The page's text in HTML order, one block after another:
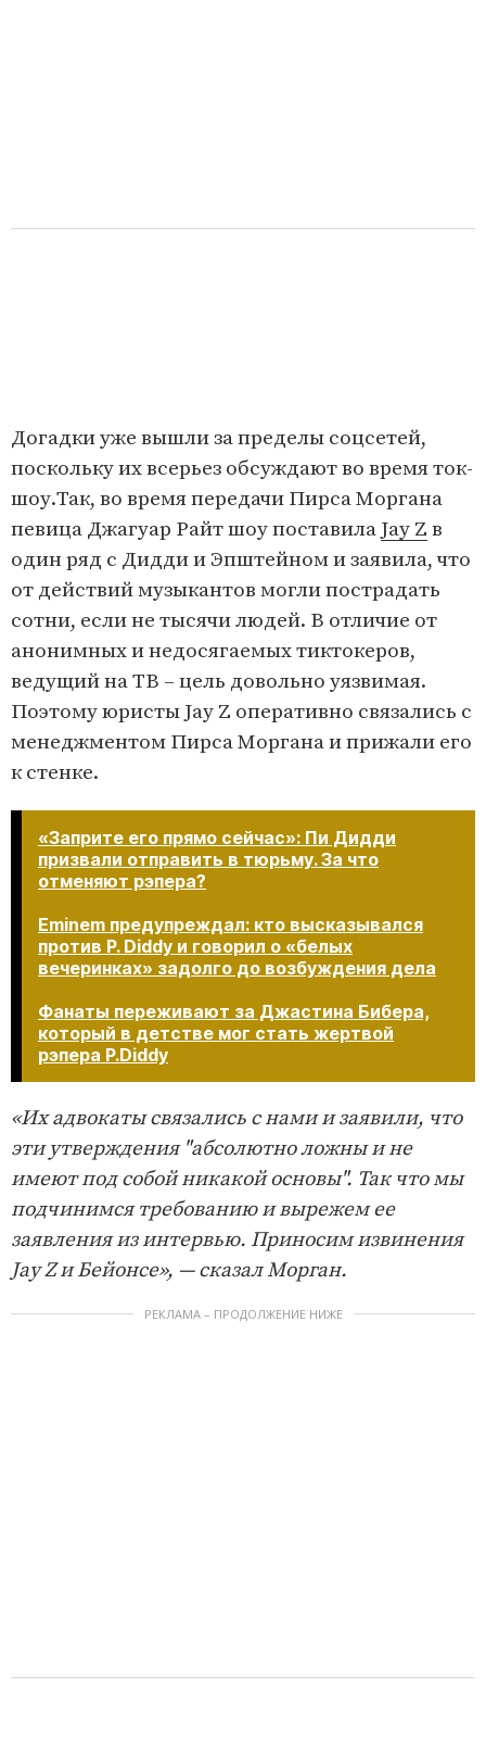
Догадки уже вышли за пределы соцсетей,
поскольку их всерьез обсуждают во время ток-
шоу.Так, во время передачи Пирса Моргана
певица Джагуар Райт шоу поставила Jay Z в
один ряд с Дидди и Эпштейном и заявила, что
от действий музыкантов могли пострадать
сотни, если не тысячи людей. В отличие от
анонимных и недосягаемых тиктокеров,
ведущий на ТВ – цель довольно уязвимая.
Поэтому юристы Jay Z оперативно связались с
менеджментом Пирса Моргана и прижали его
к стенке.
«Заприте его прямо сейчас»: Пи Дидди
призвали отправить в тюрьму. За что
отменяют рэпера?
Eminem предупреждал: кто высказывался
против P. Diddy и говорил о «белых
вечеринках» задолго до возбуждения дела
Фанаты переживают за Джастина Бибера,
который в детстве мог стать жертвой
рэпера P.Diddy
«Их адвокаты связались с нами и заявили, что
эти утверждения "абсолютно ложны и не
имеют под собой никакой основы". Так что мы
подчинимся требованию и вырежем ее
заявления из интервью. Приносим извинения
Jay Z и Бейонсе», — сказал Морган.
РЕКЛАМА – ПРОДОЛЖЕНИЕ НИЖЕ